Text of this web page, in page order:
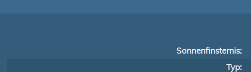
Sonnenfinsternis:
Typ: